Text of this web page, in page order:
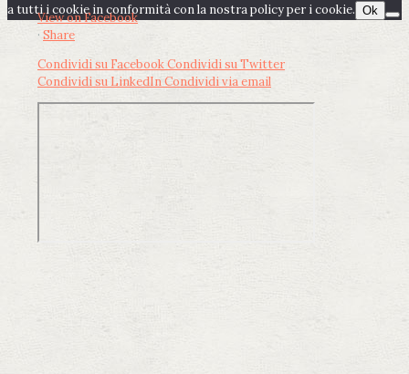
View on Facebook
· Share
Condividi su FacebookCondividi su Twitter
Condividi su LinkedInCondividi via email
a tutti i cookie in conformità con la nostra policy per i cookie. Ok